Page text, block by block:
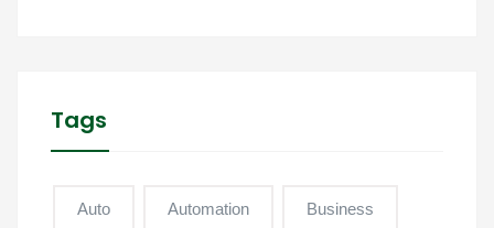
Tags
Auto Automation Business